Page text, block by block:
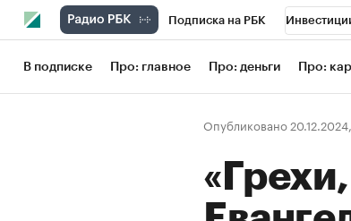
Подписка на РБК
Школа управления РБК РБК
Рынок наличной валюты
В подписке Про: главное Про: деньги Про:
Опубликовано